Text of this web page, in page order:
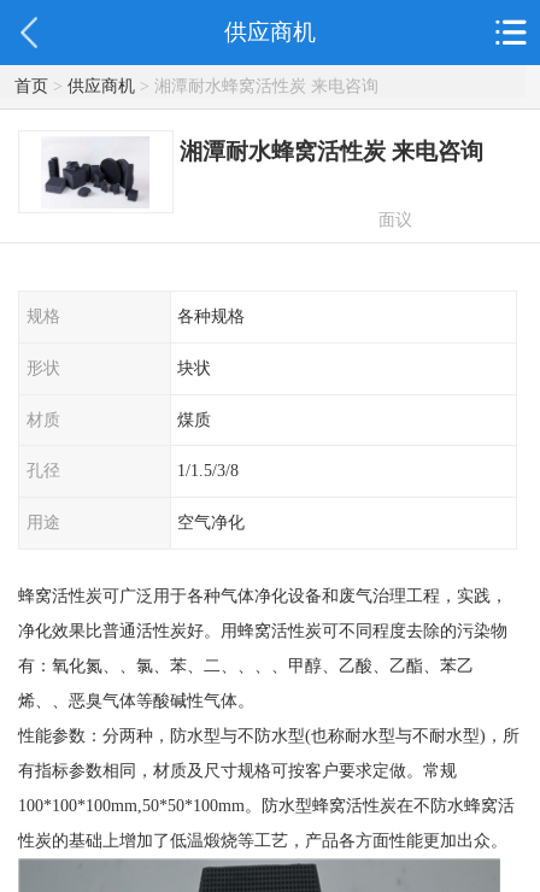
供应商机
首页> 供应商机> 湘潭耐水蜂窝活性炭 来电咨询
湘潭耐水蜂窝活性炭 来电咨询
面议
规格 各种规格
形状 块状
材质 煤质
孔径 1/1.5/3/8
用途 空气净化
蜂窝活性炭可广泛用于各种气体净化设备和废气治理工程，实践，
净化效果比普通活性炭好。用蜂窝活性炭可不同程度去除的污染物
有：氧化氮、、氯、苯、二、、、、甲醇、乙酸、乙酯、苯乙
烯、、恶臭气体等酸碱性气体。
性能参数：分两种，防水型与不防水型(也称耐水型与不耐水型)，所
有指标参数相同，材质及尺寸规格可按客户要求定做。常规
100*100*100mm,50*50*100mm。防水型蜂窝活性炭在不防水蜂窝活
性炭的基础上增加了低温煅烧等工艺，产品各方面性能更加出众。